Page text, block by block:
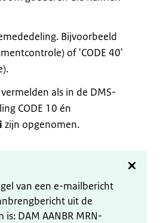
Bijvoorbeeld
of 'CODE 40'
als in de DMS-
CODE 10 én
zijn opgenomen.
van een e-mailbericht
uit de
DAM AANBR MRN-